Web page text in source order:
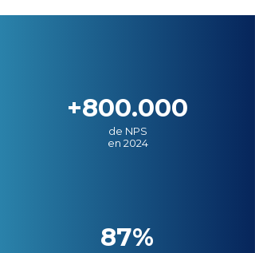
+800.000
de NPS
en 2024
87%